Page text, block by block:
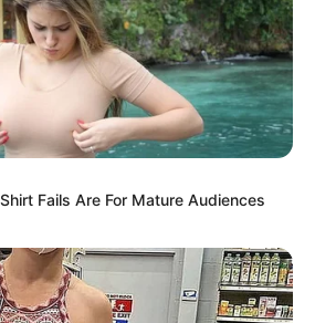
Fails Are For Mature Audiences